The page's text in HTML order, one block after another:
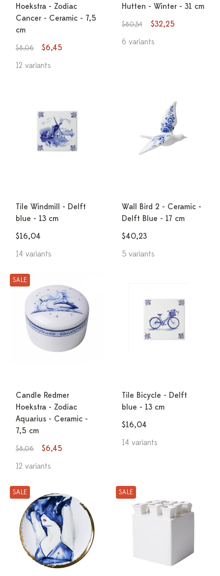
Hoekstra - Zodiac
Cancer - Ceramic - 7,5
cm
$8,06
$6,45
12 variants
Hutten - Winter - 31 cm
$80,54
$32,25
6 variants
Tile Windmill - Delft
blue - 13 cm
$16,04
14 variants
Wall Bird 2 - Ceramic -
Delft Blue - 17 cm
$40,23
5 variants
SALE
Candle Redmer
Hoekstra - Zodiac
Aquarius - Ceramic -
7,5 cm
$8,06
$6,45
12 variants
Tile Bicycle - Delft
blue - 13 cm
$16,04
14 variants
SALE SALE